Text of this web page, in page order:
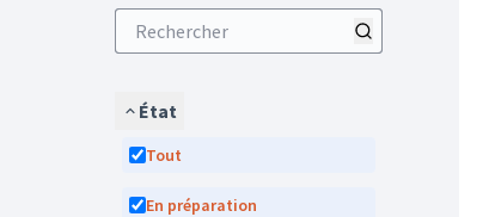
État
Tout
En préparation